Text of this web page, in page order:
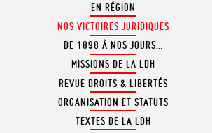
EN RÉGION
NOS VICTOIRES JURIDIQUES
DE 1898 À NOS JOURS…
MISSIONS DE LA LDH
REVUE DROITS & LIBERTÉS
ORGANISATION ET STATUTS
TEXTES DE LA LDH